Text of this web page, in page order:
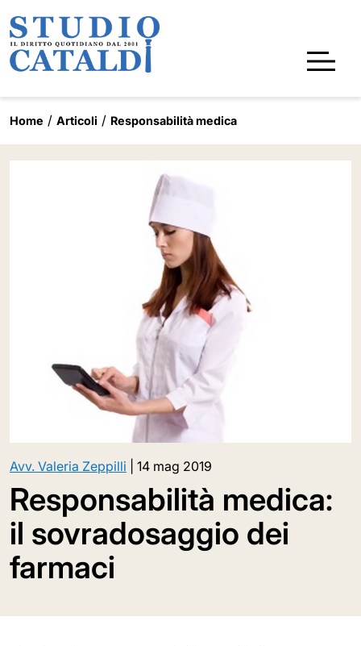
Home Articoli Responsabilità medica
Avv. Valeria Zeppilli 14 mag 2019
Responsabilità medica:
il sovradosaggio dei
farmaci